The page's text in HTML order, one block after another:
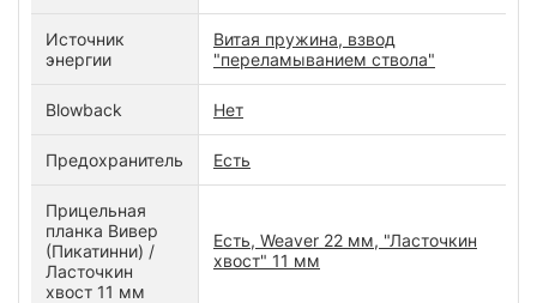
Источник
энергии
Витая пружина, взвод
"переламыванием ствола"
Blowback Нет
Предохранитель Есть
Прицельная
планка Вивер
(Пикатинни) /
Ласточкин
хвост 11 мм
Есть, Weaver 22 мм, "Ласточкин
хвост" 11 мм